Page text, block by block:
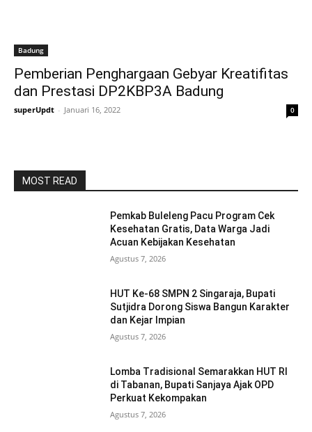
Badung
Pemberian Penghargaan Gebyar Kreatifitas
dan Prestasi DP2KBP3A Badung
superUpdt - Januari 16, 2022 0
MOST READ
Pemkab Buleleng Pacu Program Cek
Kesehatan Gratis, Data Warga Jadi
Acuan Kebijakan Kesehatan
Agustus 7, 2026
HUT Ke-68 SMPN 2 Singaraja, Bupati
Sutjidra Dorong Siswa Bangun Karakter
dan Kejar Impian
Agustus 7, 2026
Lomba Tradisional Semarakkan HUT RI
di Tabanan, Bupati Sanjaya Ajak OPD
Perkuat Kekompakan
Agustus 7, 2026